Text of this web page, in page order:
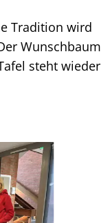
Tradition wird
Wunschbaum
steht wieder